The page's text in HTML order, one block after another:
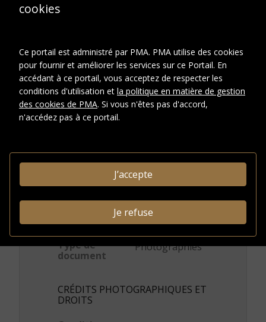
Fonds ou collection:
Fonds Famille Duchamp : Jacques
Villon, Raymond Duchamp-Villon,
Suzanne Duchamp.
Sous-fonds:
Sous-fonds Jacques Villon
Série:
Archives photographiques
biographiques
Groupe de pieces:
Portraits de familles et
célébrations familiales, entre
DESCRIPTION
Type de
document
Photographies
CRÉDITS PHOTOGRAPHIQUES ET
DROITS
cookies
Ce portail est administré par PMA. PMA utilise des cookies
pour fournir et améliorer les services sur ce Portail. En
accédant à ce portail, vous acceptez de respecter les
conditions d'utilisation et la politique en matière de gestion
des cookies de PMA. Si vous n'êtes pas d'accord,
n'accédez pas à ce portail.
J’accepte
Je refuse